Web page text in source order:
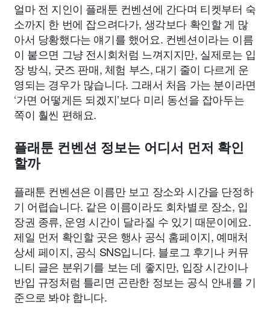
얼마 전 지인이 플래툰 컨벤션에 간다며 티켓부터 숙
소까지 한 번에 잡으려다가, 생각보다 확인할 게 많
아서 당황했다는 얘기를 했어요. 컨벤션이라는 이름
이 붙으면 그냥 전시회처럼 느껴지지만, 실제로는 입
장 방식, 굿즈 판매, 체험 부스, 대기 줄이 다르게 운
영되는 경우가 많습니다. 그래서 처음 가는 분이라면
‘가면 어떻게든 되겠지’보다 미리 동선을 잡아두는
쪽이 훨씬 편해요.
플래툰 컨벤션 정보는 어디서 먼저 확인
할까
플래툰 컨벤션은 이름만 보고 장소와 시간을 단정하
기 어렵습니다. 같은 이름이라도 회차별로 장소, 입
장권 종류, 운영 시간이 달라질 수 있기 때문이에요.
제일 먼저 확인할 곳은 행사 공식 홈페이지, 예매처
상세 페이지, 공식 SNS입니다. 블로그 후기나 커뮤
니티 글은 분위기를 보는 데 좋지만, 입장 시간이나
반입 규정처럼 틀리면 곤란한 정보는 공식 안내를 기
준으로 봐야 합니다.